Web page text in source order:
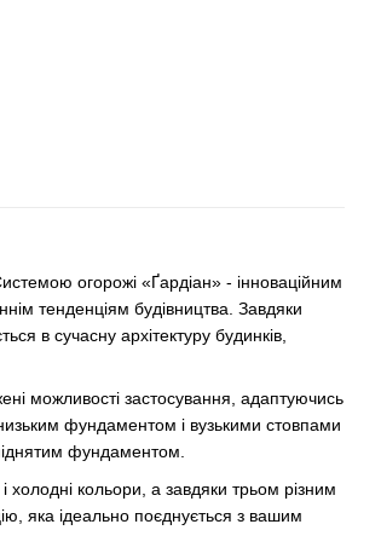
огорожі «Ґардіан» - інноваційним
тенденціям будівництва. Завдяки
в сучасну архітектуру будинків,
можливості застосування, адаптуючись
фундаментом і вузькими стовпами
фундаментом.
холодні кольори, а завдяки трьом різним
яка ідеально поєднується з вашим